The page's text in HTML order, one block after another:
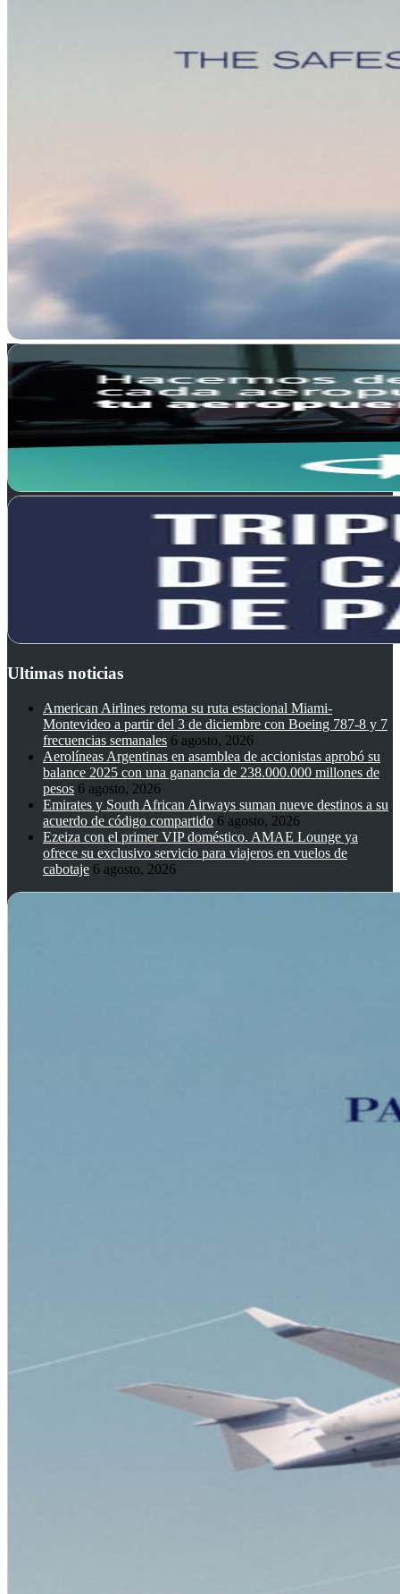
Ultimas noticias
American Airlines retoma su ruta estacional Miami-
Montevideo a partir del 3 de diciembre con Boeing 787-8 y 7
frecuencias semanales 6 agosto, 2026
Aerolíneas Argentinas en asamblea de accionistas aprobó su
balance 2025 con una ganancia de 238.000.000 millones de
pesos 6 agosto, 2026
Emirates y South African Airways suman nueve destinos a su
acuerdo de código compartido 6 agosto, 2026
Ezeiza con el primer VIP doméstico. AMAE Lounge ya
ofrece su exclusivo servicio para viajeros en vuelos de
cabotaje 6 agosto, 2026